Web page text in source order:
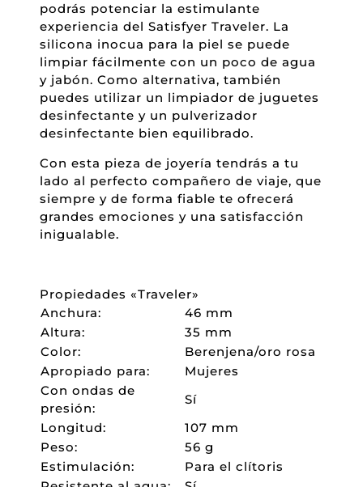
podrás potenciar la estimulante
experiencia del Satisfyer Traveler. La
silicona inocua para la piel se puede
limpiar fácilmente con un poco de agua
y jabón. Como alternativa, también
puedes utilizar un limpiador de juguetes
desinfectante y un pulverizador
desinfectante bien equilibrado.
Con esta pieza de joyería tendrás a tu
lado al perfecto compañero de viaje, que
siempre y de forma fiable te ofrecerá
grandes emociones y una satisfacción
inigualable.
Propiedades «Traveler»
Anchura:
46 mm
Altura:
35 mm
Color:
Berenjena/oro rosa
Apropiado para:
Mujeres
Con ondas de
presión:
Sí
Longitud:
107 mm
Peso:
56 g
Estimulación:
Para el clítoris